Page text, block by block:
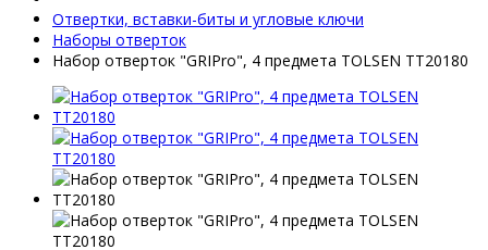
Отвертки, вставки-биты и угловые ключи
Наборы отверток
Набор отверток "GRIPro", 4 предмета TOLSEN TT20180